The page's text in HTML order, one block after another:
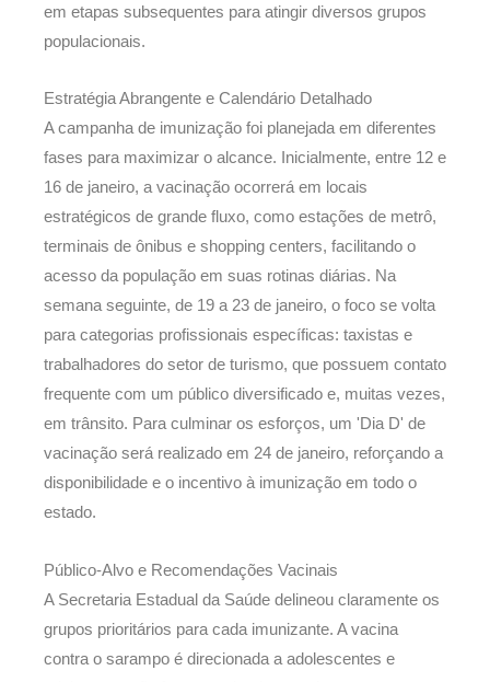
em etapas subsequentes para atingir diversos grupos
populacionais.
Estratégia Abrangente e Calendário Detalhado
A campanha de imunização foi planejada em diferentes
fases para maximizar o alcance. Inicialmente, entre 12 e
16 de janeiro, a vacinação ocorrerá em locais
estratégicos de grande fluxo, como estações de metrô,
terminais de ônibus e shopping centers, facilitando o
acesso da população em suas rotinas diárias. Na
semana seguinte, de 19 a 23 de janeiro, o foco se volta
para categorias profissionais específicas: taxistas e
trabalhadores do setor de turismo, que possuem contato
frequente com um público diversificado e, muitas vezes,
em trânsito. Para culminar os esforços, um 'Dia D' de
vacinação será realizado em 24 de janeiro, reforçando a
disponibilidade e o incentivo à imunização em todo o
estado.
Público-Alvo e Recomendações Vacinais
A Secretaria Estadual da Saúde delineou claramente os
grupos prioritários para cada imunizante. A vacina
contra o sarampo é direcionada a adolescentes e